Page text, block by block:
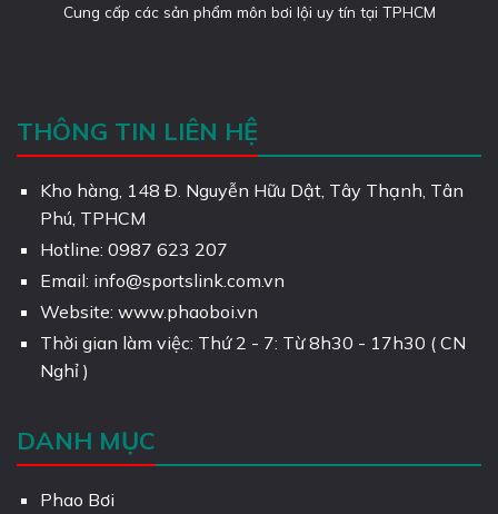
Cung cấp các sản phẩm môn bơi lội uy tín tại TPHCM
THÔNG TIN LIÊN HỆ
Kho hàng, 148 Đ. Nguyễn Hữu Dật, Tây Thạnh, Tân
Phú, TPHCM
Hotline: 0987 623 207
Email: info@sportslink.com.vn
Website: www.phaoboi.vn
Thời gian làm việc: Thứ 2 - 7: Từ 8h30 - 17h30 ( CN
Nghỉ )
DANH MỤC
Phao Bơi